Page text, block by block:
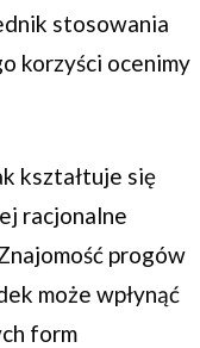
stosowania
korzyści ocenimy
kształtuje się
racjonalne
progów
może wpłynąć
form